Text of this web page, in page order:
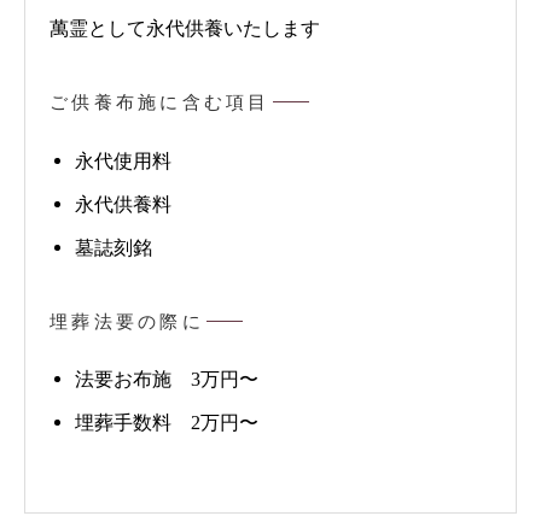
萬霊として永代供養いたします
ご供養布施に含む項目
永代使用料
永代供養料
墓誌刻銘
埋葬法要の際に
法要お布施 3万円〜
埋葬手数料 2万円〜